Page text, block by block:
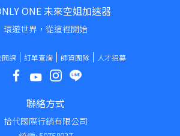
ONE 未來空姐加速器
環遊世界，從這裡開始
課 訂單查詢 師資團隊 人才招募
聯絡方式
拾代國際行銷有限公司